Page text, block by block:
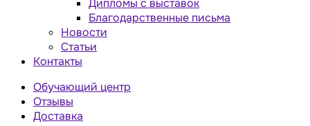
Дипломы с выставок
Благодарственные письма
Новости
Статьи
Контакты
Обучающий центр
Отзывы
Доставка